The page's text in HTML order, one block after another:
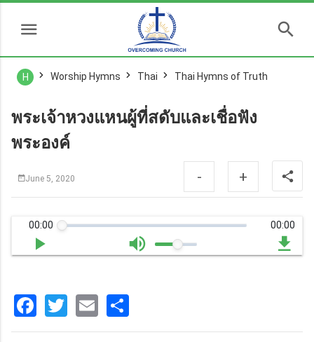
H Worship Hymns Thai Thai Hymns of Truth
พระเจ้าหวงแหนผู้ที่สดับและเชื่อฟัง
พระองค์
June 5, 2020 - +
00:00 00:00
Facebook
Twitter
Email
享